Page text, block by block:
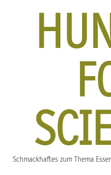
Schmackhaftes zum Thema